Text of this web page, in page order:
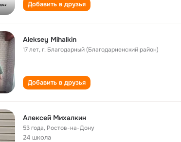
Добавить в друзья
Aleksey Mihalkin
17 лет,г. Благодарный (Благодарненский район)
Добавить в друзья
Алексей Михалкин
53 года, Ростов-на-Дону
24 школа